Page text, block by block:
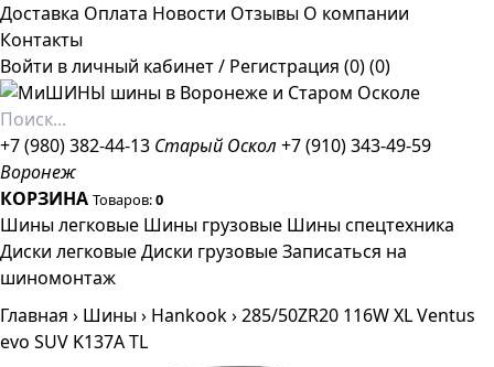
Доставка Оплата Новости Отзывы О компании
Контакты
Войти в личный кабинет/ Регистрация (0)(0)
+7 (980) 382-44-13 Старый Оскол +7 (910) 343-49-59
Воронеж
КОРЗИНА Товаров:0
Шины легковые Шины грузовые Шины спецтехника
Диски легковыеДиски грузовыеЗаписаться на
шиномонтаж
Главная › Шины› Hankook›285/50ZR20 116W XL Ventus
evo SUV K137A TL